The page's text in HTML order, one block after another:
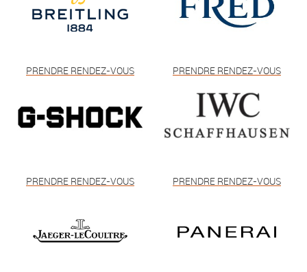
PRENDRE RENDEZ-VOUS PRENDRE RENDEZ-VOUS
PRENDRE RENDEZ-VOUS PRENDRE RENDEZ-VOUS